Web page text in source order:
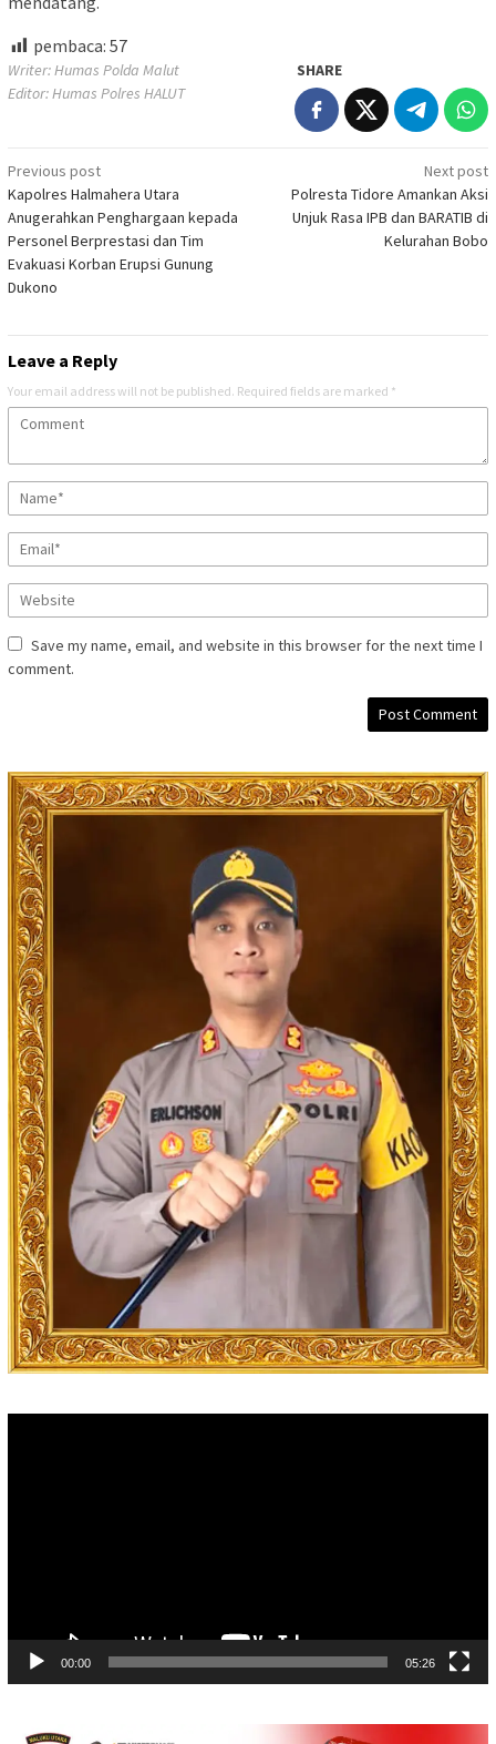
pembaca: 57
Writer: Humas Polda Malut
Editor: Humas Polres HALUT
SHARE
Post
navigation
Previous post
Kapolres Halmahera Utara
Anugerahkan Penghargaan kepada
Personel Berprestasi dan Tim
Evakuasi Korban Erupsi Gunung
Dukono
Next post
Polresta Tidore Amankan Aksi
Unjuk Rasa IPB dan BARATIB di
Kelurahan Bobo
Leave a Reply
Your email address will not be published. Required fields are marked *
Save my name, email, and website in this browser for the next time I
comment.
00:00 05:26